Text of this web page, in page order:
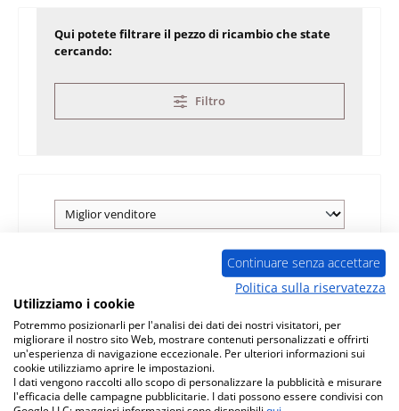
Qui potete filtrare il pezzo di ricambio che state
cercando:
Filtro
Continuare senza accettare
Politica sulla riservatezza
Utilizziamo i cookie
Potremmo posizionarli per l'analisi dei dati dei nostri visitatori, per
migliorare il nostro sito Web, mostrare contenuti personalizzati e offrirti
un'esperienza di navigazione eccezionale. Per ulteriori informazioni sui
cookie utilizziamo aprire le impostazioni.
I dati vengono raccolti allo scopo di personalizzare la pubblicità e misurare
l'efficacia delle campagne pubblicitarie. I dati possono essere condivisi con